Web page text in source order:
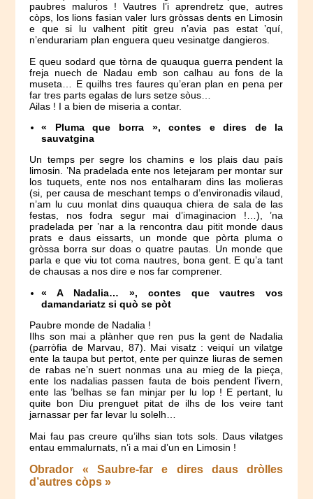
paubres maluros ! Vautres l’i aprendretz que, autres
còps, los lions fasian valer lurs gròssas dents en Limosin
e que si lu valhent pitit greu n’avia pas estat ’quí,
n’endurariam plan enguera queu vesinatge dangieros.
E queu sodard que tòrna de quauqua guerra pendent la
freja nuech de Nadau emb son calhau au fons de la
museta… E quilhs tres faures qu’eran plan en pena per
far tres parts egalas de lurs setze sòus…
Ailas ! I a bien de miseria a contar.
« Pluma que borra », contes e dires de la
sauvatgina
Un temps per segre los chamins e los plais dau país
limosin. ’Na pradelada ente nos letejaram per montar sur
los tuquets, ente nos nos entalharam dins las molieras
(si, per causa de meschant temps o d’environadis vilaud,
n’am lu cuu monlat dins quauqua chiera de sala de las
festas, nos fodra segur mai d’imaginacion !…), ’na
pradelada per ’nar a la rencontra dau pitit monde daus
prats e daus eissarts, un monde que pòrta pluma o
gròssa borra sur doas o quatre pautas. Un monde que
parla e que viu tot coma nautres, bona gent. E qu’a tant
de chausas a nos dire e nos far comprener.
« A Nadalia… », contes que vautres vos
damandariatz si quò se pòt
Paubre monde de Nadalia !
Ilhs son mai a plànher que ren pus la gent de Nadalia
(parròfia de Marvau, 87). Mai visatz : veiquí un vilatge
ente la taupa but pertot, ente per quinze liuras de semen
de rabas ne’n suert nonmas una au mieg de la pieça,
ente los nadalias passen fauta de bois pendent l’ivern,
ente las ’belhas se fan minjar per lu lop ! E pertant, lu
quite bon Diu prenguet pitat de ilhs de los veire tant
jarnassar per far levar lu solelh…
Mai fau pas creure qu’ilhs sian tots sols. Daus vilatges
entau emmalurnats, n’i a mai d’un en Limosin !
Obrador « Saubre-far e dires daus dròlles
d’autres còps »